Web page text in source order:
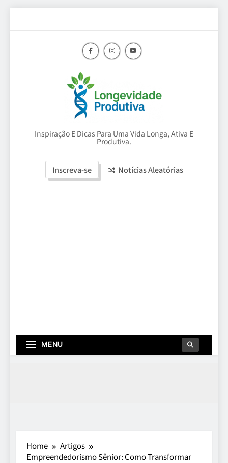
Longevidade
Produtiva
Inspiração E Dicas Para Uma Vida Longa, Ativa E
Produtiva.
Inscreva-se Notícias Aleatórias
MENU
Home
Artigos
Empreendedorismo Sênior: Como Transformar